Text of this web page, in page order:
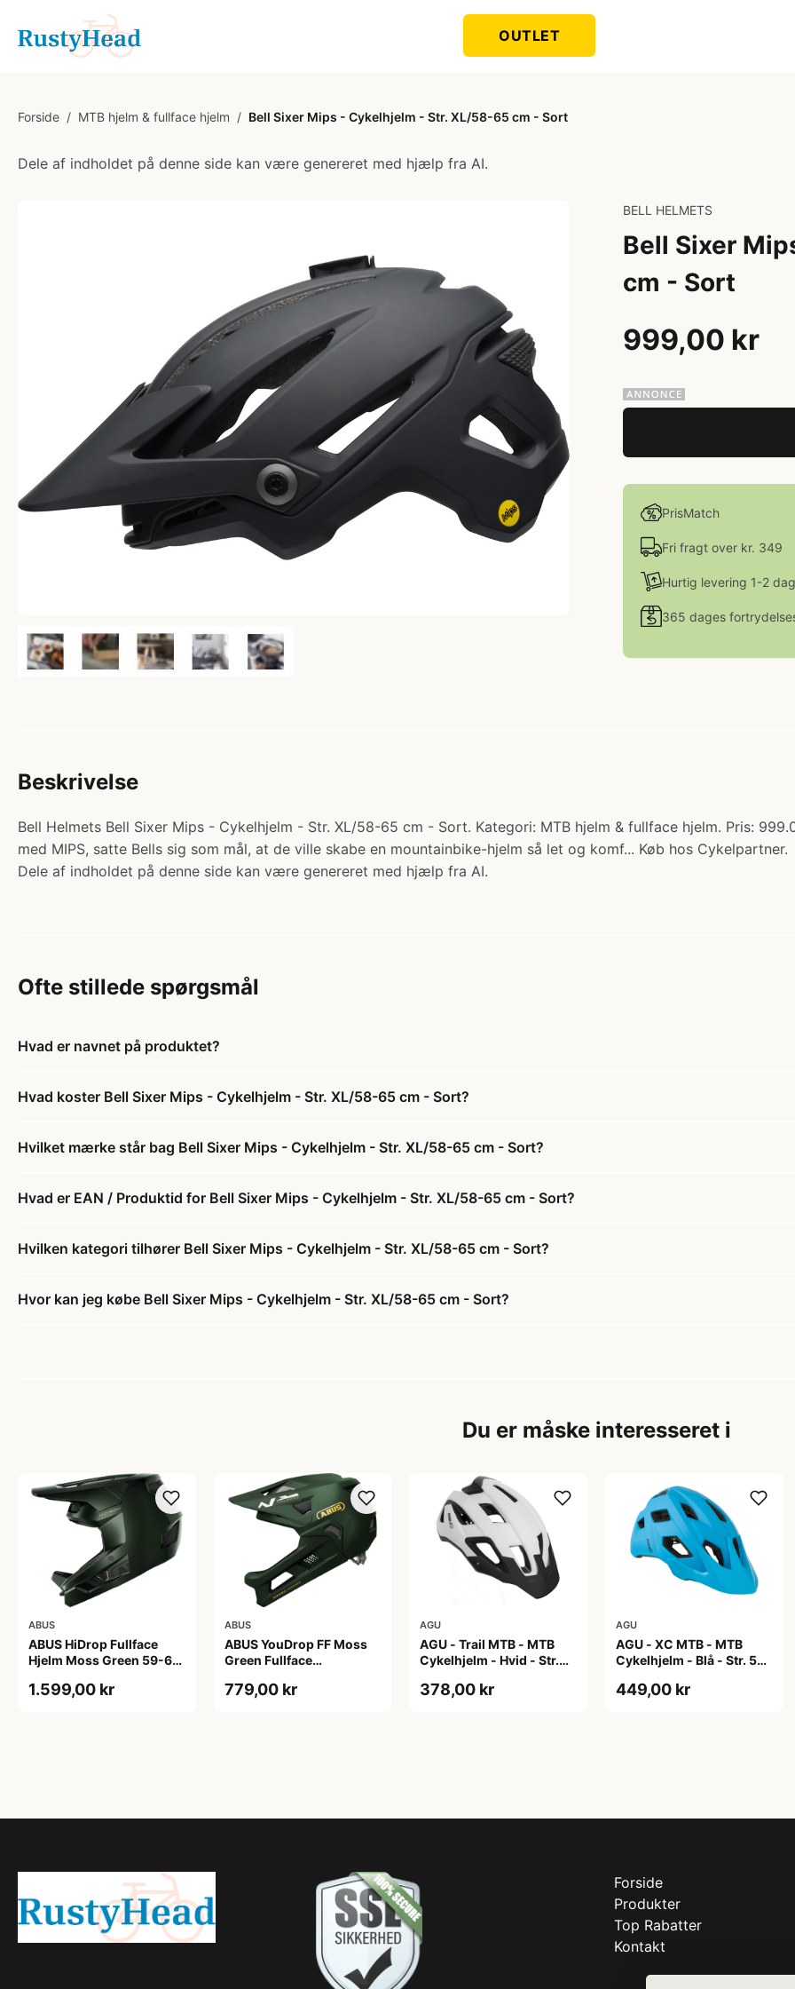
OUTLET
Forside / MTB hjelm & fullface hjelm / Bell Sixer Mips - Cykelhjelm - Str. XL/58-65 cm - Sort
Dele af indholdet på denne side kan være genereret med hjælp fra AI.
BELL HELMETS
Bell Sixer
cm - Sort
999,00 kr
PrisMatch
Fri fragt over kr. 349
Hurtig levering 1-2
365 dages
Beskrivelse
Bell Helmets Bell Sixer Mips - Cykelhjelm - Str. XL/58-65 cm - Sort. Kategori: MTB hjelm & fullface hjelm. Pris:
med MIPS, satte Bells sig som mål, at de ville skabe en mountainbike-hjelm så let og komf... Køb hos Cykelpartner.
Dele af indholdet på denne side kan være genereret med hjælp fra AI.
Ofte stillede spørgsmål
Hvad er navnet på produktet?
Hvad koster Bell Sixer Mips - Cykelhjelm - Str. XL/58-65 cm - Sort?
Hvilket mærke står bag Bell Sixer Mips - Cykelhjelm - Str. XL/58-65 cm - Sort?
Hvad er EAN / Produktid for Bell Sixer Mips - Cykelhjelm - Str. XL/58-65 cm - Sort?
Hvilken kategori tilhører Bell Sixer Mips - Cykelhjelm - Str. XL/58-65 cm - Sort?
Hvor kan jeg købe Bell Sixer Mips - Cykelhjelm - Str. XL/58-65 cm - Sort?
Du er måske interesseret i
ABUS
ABUS HiDrop Fullface
Hjelm Moss Green 59-60
1.599,00 kr
ABUS
ABUS YouDrop FF Moss
Green Fullface
779,00 kr
AGU
AGU - Trail MTB - MTB
Cykelhjelm - Hvid - Str.
378,00 kr
AGU
AGU - XC MTB - MTB
Cykelhjelm - Blå - Str. 58-
449,00 kr
Forside
Produkter
Top Rabatter
Kontakt